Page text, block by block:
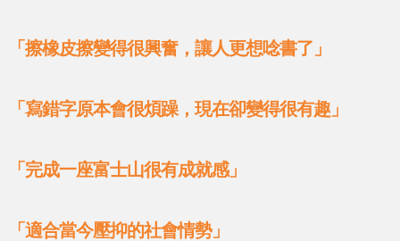
「擦橡皮擦變得很興奮，讓人更想唸書了」
「寫錯字原本會很煩躁，現在卻變得很有趣」
「完成一座富士山很有成就感」
「適合當今壓抑的社會情勢」